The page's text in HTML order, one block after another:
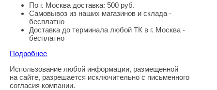
По г. Москва доставка: 500 руб.
Самовывоз из наших магазинов и склада -
бесплатно
Доставка до терминала любой ТК в г. Москва -
бесплатно
Подробнее
Правовая информация
Использование любой информации, размещенной
на сайте, разрешается исключительно с письменного
согласия компании.